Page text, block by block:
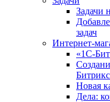
Задачи
задач
Интернет-
«1С-
Новая
Дела: